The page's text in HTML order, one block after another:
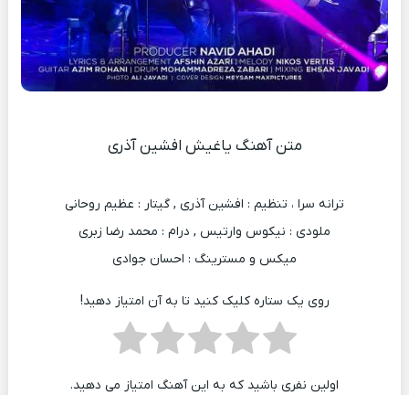
متن آهنگ یاغیش افشین آذری
ترانه سرا ، تنظیم : افشین آذری , گیتار : عظیم روحانی
ملودی : نیکوس وارتیس , درام : محمد رضا زبری
میکس و مسترینگ : احسان جوادی
روی یک ستاره کلیک کنید تا به آن امتیاز دهید!
اولین نفری باشید که به این آهنگ امتیاز می دهید.